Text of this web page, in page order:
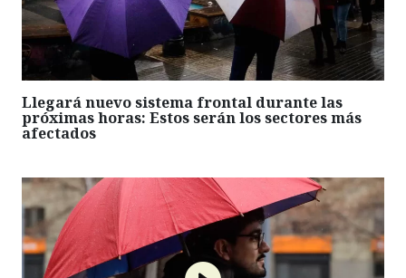
Llegará nuevo sistema frontal durante las
próximas horas: Estos serán los sectores más
afectados